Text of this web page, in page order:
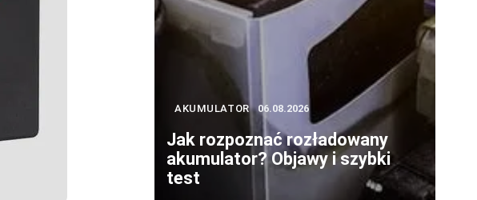
AKUMULATOR 06.08.2026
Jak rozpoznać rozładowany
akumulator? Objawy i szybki
test